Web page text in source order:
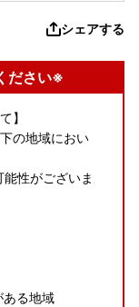
シェアする
ださい※
】
の地域におい
性がございま
る地域